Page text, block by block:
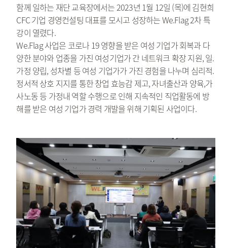
함께 일하는 재단 교육장에서는 2023년 1월 12일 (목)에 김현희
CFC 기업 경영컨설팅 대표를 모시고 성장하는 We.Flag 2차 특
강이 열렸다.
We.Flag 사업은 코로나 19 영향을 받은 여성 기업가 회복과 다
양한 분야와 업종을 가진 여성기업가 간 네트워크 확장 지원, 일.
가정 양립, 성차별 등 여성 기업가가 가진 경험을 나누며 심리적.
정서적 상호 지지를 통한 창업 효능감 제고, 자녀출산과 양육,가
사노동 등 가정내 역할 수행으로 인해 지속적인 직업활동에 방
해를 받은 여성 기업가 경력 개발을 위해 기획된 사업이다.